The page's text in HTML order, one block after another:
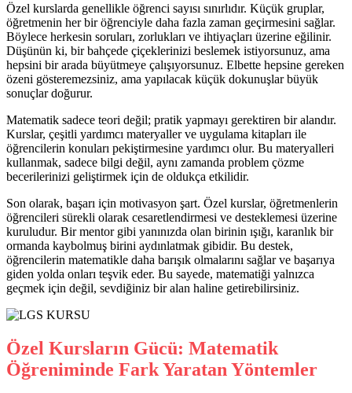
Özel kurslarda genellikle öğrenci sayısı sınırlıdır. Küçük gruplar,
öğretmenin her bir öğrenciyle daha fazla zaman geçirmesini sağlar.
Böylece herkesin soruları, zorlukları ve ihtiyaçları üzerine eğilinir.
Düşünün ki, bir bahçede çiçeklerinizi beslemek istiyorsunuz, ama
hepsini bir arada büyütmeye çalışıyorsunuz. Elbette hepsine gereken
özeni gösteremezsiniz, ama yapılacak küçük dokunuşlar büyük
sonuçlar doğurur.
Matematik sadece teori değil; pratik yapmayı gerektiren bir alandır.
Kurslar, çeşitli yardımcı materyaller ve uygulama kitapları ile
öğrencilerin konuları pekiştirmesine yardımcı olur. Bu materyalleri
kullanmak, sadece bilgi değil, aynı zamanda problem çözme
becerilerinizi geliştirmek için de oldukça etkilidir.
Son olarak, başarı için motivasyon şart. Özel kurslar, öğretmenlerin
öğrencileri sürekli olarak cesaretlendirmesi ve desteklemesi üzerine
kuruludur. Bir mentor gibi yanınızda olan birinin ışığı, karanlık bir
ormanda kaybolmuş birini aydınlatmak gibidir. Bu destek,
öğrencilerin matematikle daha barışık olmalarını sağlar ve başarıya
giden yolda onları teşvik eder. Bu sayede, matematiği yalnızca
geçmek için değil, sevdiğiniz bir alan haline getirebilirsiniz.
Özel Kursların Gücü: Matematik
Öğreniminde Fark Yaratan Yöntemler